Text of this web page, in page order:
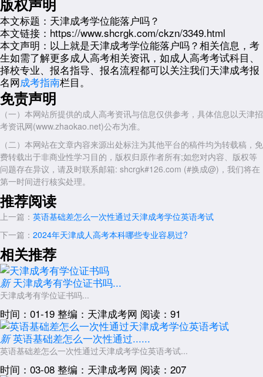
版权声明
本文标题： 天津成考学位能落户吗？
本文链接： https://www.shcrgk.com/ckzn/3349.html
本文声明： 以上就是天津成考学位能落户吗？相关信息，考
生如需了解更多成人高考相关资讯，如成人高考考试科目、
择校专业、报名指导、报名流程都可以关注我们天津成考报
名网成考指南栏目。
免责声明
（一）本网站所提供的成人高考资讯与信息仅供参考，具体信息以天津招
考资讯网(www.zhaokao.net)公布为准。
（二）本网站在文章内容来源出处标注为其他平台的稿件均为转载稿，免
费转载出于非商业性学习目的，版权归原作者所有;如您对内容、版权等
问题存在异议，请及时联系邮箱: shcrgk#126.com (#换成@)，我们将在
第一时间进行核实处理。
推荐阅读
上一篇： 英语基础差怎么一次性通过天津成考学位英语考试
下一篇： 2024年天津成人高考本科哪些专业容易过?
相关推荐
新 天津成考有学位证书吗...
天津成考有学位证书吗...
时间：01-19 整编：天津成考网 阅读：91
新 英语基础差怎么一次性通过......
英语基础差怎么一次性通过天津成考学位英语考试...
时间：03-08 整编：天津成考网 阅读：207